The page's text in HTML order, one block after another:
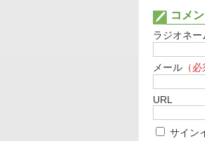
コメ
ラジオネー
メール （必
URL
サイン